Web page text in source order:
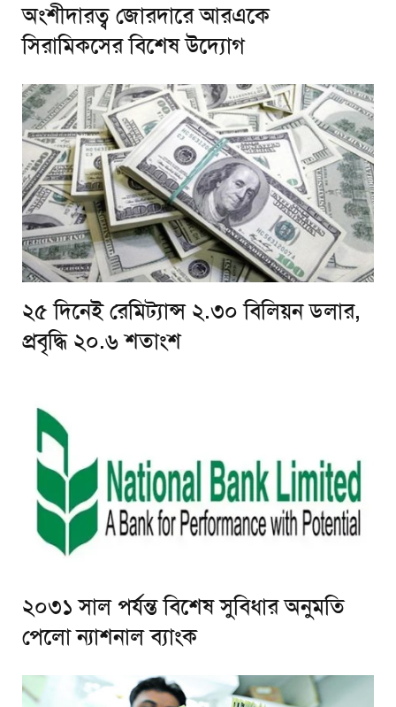
অংশীদারত্ব জোরদারে আরএকে
সিরামিকসের বিশেষ উদ্যোগ
২৫ দিনেই রেমিট্যান্স ২.৩০ বিলিয়ন ডলার,
প্রবৃদ্ধি ২০.৬ শতাংশ
২০৩১ সাল পর্যন্ত বিশেষ সুবিধার অনুমতি
পেলো ন্যাশনাল ব্যাংক